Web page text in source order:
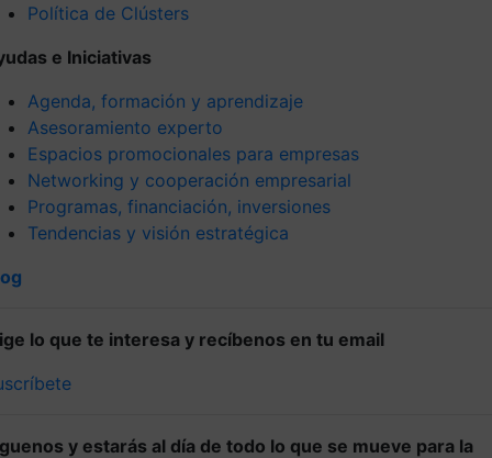
Política de Clústers
e Iniciativas
Agenda, formación y aprendizaje
Asesoramiento experto
Espacios promocionales para empresas
Networking y cooperación empresarial
Programas, financiación, inversiones
Tendencias y visión estratégica
lo que te interesa y recíbenos en tu email
y estarás al día de todo lo que se mueve para la